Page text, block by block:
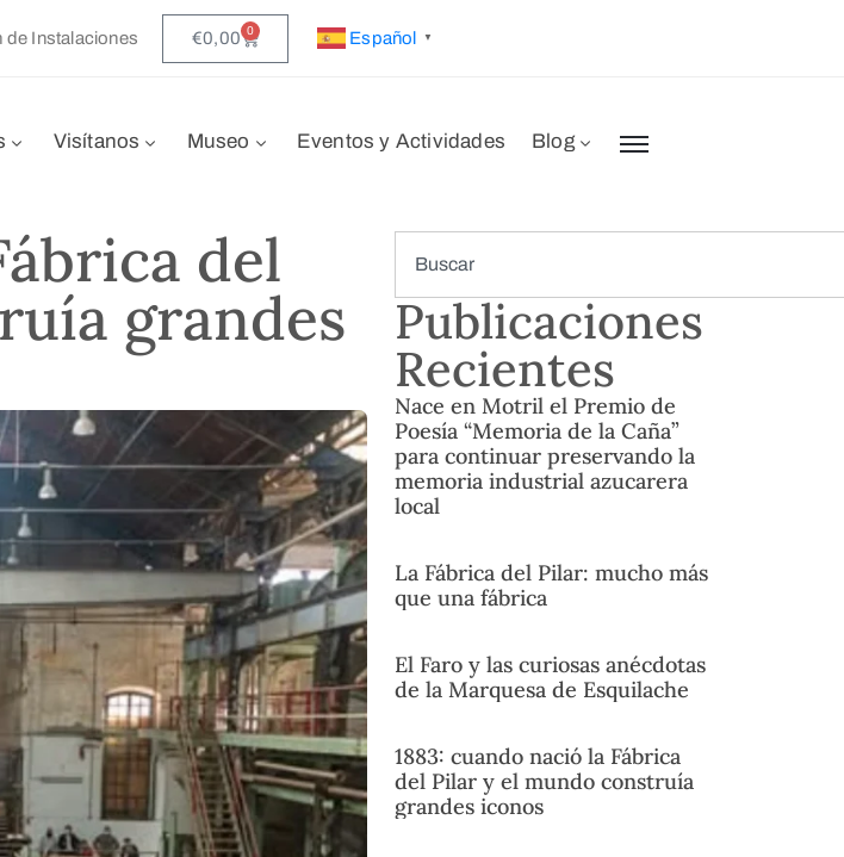
de Instalaciones €0,00 0 Español ▼
Visítanos Museo Eventos y Actividades Blog
del
grandes Publicaciones
Recientes
Nace en Motril el Premio de
Poesía “Memoria de la Caña”
para continuar preservando la
memoria industrial azucarera
local
La Fábrica del Pilar: mucho más
que una fábrica
El Faro y las curiosas anécdotas
de la Marquesa de Esquilache
1883: cuando nació la Fábrica
del Pilar y el mundo construía
grandes iconos